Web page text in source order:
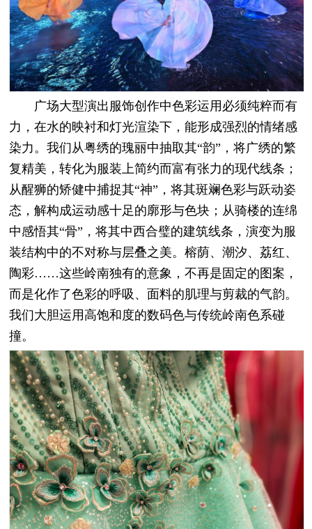
广场大型演出服饰创作中色彩运用必须纯粹而有
力，在水的映衬和灯光渲染下，能形成强烈的情绪感
染力。我们从粤绣的瑰丽中抽取其“韵”，将广绣的繁
复精美，转化为服装上简约而富有张力的现代线条；
从醒狮的矫健中捕捉其“神”，将其斑斓色彩与跃动姿
态，解构成运动感十足的廓形与色块；从骑楼的连绵
中感悟其“骨”，将其中西合璧的建筑线条，演变为服
装结构中的不对称与层叠之美。榕荫、潮汐、荔红、
陶彩……这些岭南独有的意象，不再是固定的图案，
而是化作了色彩的呼吸、面料的肌理与剪裁的气韵。
我们大胆运用高饱和度的数码色与传统岭南色系碰
撞。